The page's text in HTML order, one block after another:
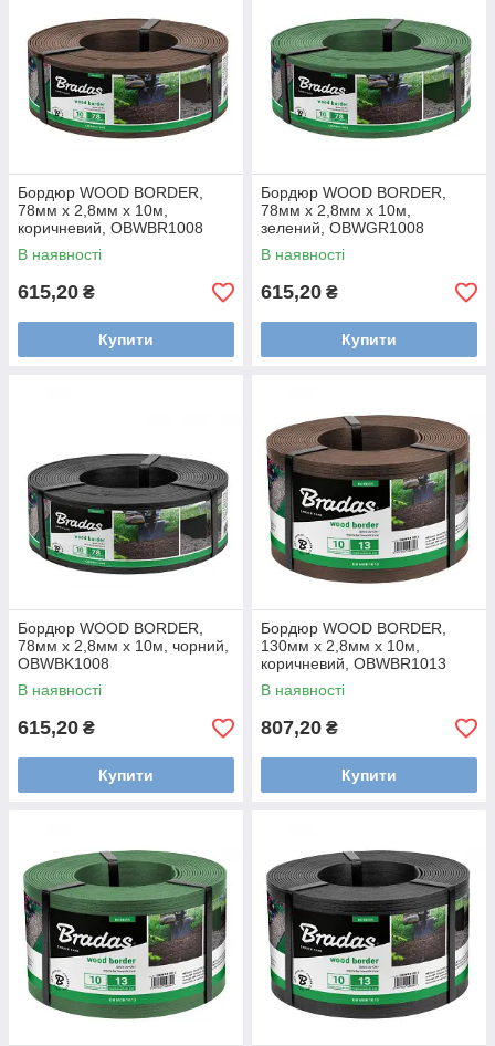
Бордюр WOOD BORDER,
78мм х 2,8мм х 10м,
коричневий, OBWBR1008
В наявності
615,20 ₴
Купити
Бордюр WOOD BORDER,
78мм х 2,8мм х 10м,
зелений, OBWGR1008
В наявності
615,20 ₴
Купити
Бордюр WOOD BORDER,
78мм х 2,8мм х 10м, чорний,
OBWBK1008
В наявності
615,20 ₴
Купити
Бордюр WOOD BORDER,
130мм х 2,8мм х 10м,
коричневий, OBWBR1013
В наявності
807,20 ₴
Купити